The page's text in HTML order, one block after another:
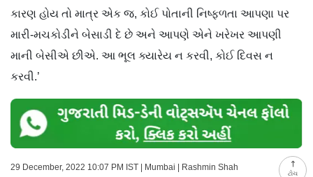
ટોચ
કારણ હોય તો માત્ર એક જ, કોઈ પોતાની નિષ્ફળતા આપણા પર
મારી-મચકોડીને બેસાડી દે છે અને આપણે એને ખરેખર આપણી
માની બેસીએ છીએ. આ ભૂલ ક્યારેય ન કરવી, કોઈ દિવસ ન
કરવી.’
29 December, 2022 10:07 PM IST | Mumbai | Rashmin Shah